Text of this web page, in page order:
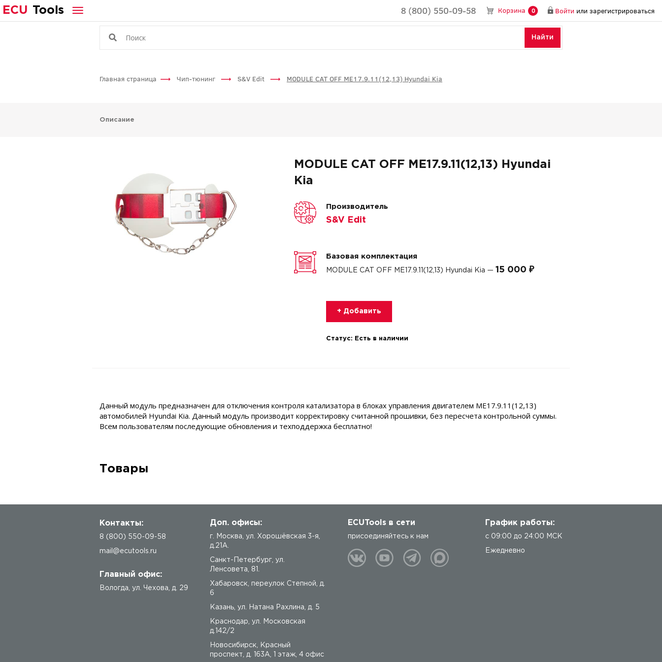
ECU Tools 8 (800) 550-09-58 Корзина 0 Войти или зарегистрироваться
Найти
Главная страница Чип-тюнинг S&V Edit MODULE CAT OFF ME17.9.11(12,13) Hyundai Kia
Описание
MODULE CAT OFF ME17.9.11(12,13) Hyundai
Kia
Производитель
S&V Edit
Базовая комплектация
MODULE CAT OFF ME17.9.11(12,13) Hyundai Kia — 15 000 ₽
+ Добавить
Статус: Есть в наличии
Данный модуль предназначен для отключения контроля катализатора в блоках управления двигателем ME17.9.11(12,13)
автомобилей Hyundai Kia. Данный модуль производит корректировку считанной прошивки, без пересчета контрольной суммы.
Всем пользователям последующие обновления и техподдержка бесплатно!
Товары
Контакты:
8 (800) 550-09-58
mail@ecutools.ru
Главный офис:
Вологда ул. Чехова, д. 29
Доп. офисы:
г. Москва, ул. Хорошёвская 3-я,
д.21А.
Санкт-Петербург, ул.
Ленсовета, 81.
Хабаровск, переулок Степной, д.
6
Казань, ул. Натана Рахлина, д. 5
Краснодар, ул. Московская
д.142/2
Новосибирск, Красный
проспект, д. 163А, 1 этаж, 4 офис
ECUTools в сети
присоединяйтесь к нам
График работы:
с 09:00 до 24:00 МСК
Ежедневно